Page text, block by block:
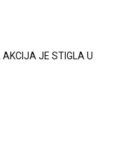
AKCIJA JE STIGLA U